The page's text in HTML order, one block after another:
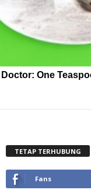
Doctor: One
TETAP TERHUBUNG
Fans